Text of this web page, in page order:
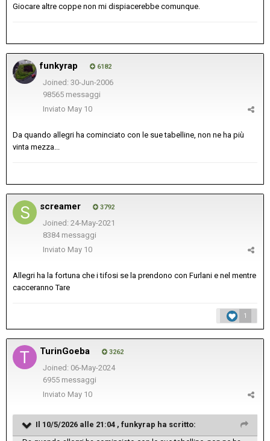
Giocare altre coppe non mi dispiacerebbe comunque.
funkyrap 6182
Joined: 30-Jun-2006
98565 messaggi
Inviato May 10
Da quando allegri ha cominciato con le sue tabelline, non ne ha più
vinta mezza...
screamer 3792
Joined: 24-May-2021
8384 messaggi
Inviato May 10
Allegri ha la fortuna che i tifosi se la prendono con Furlani e nel mentre
cacceranno Tare
1
TurinGoeba 3262
Joined: 06-May-2024
6955 messaggi
Inviato May 10
Il 10/5/2026 alle 21:04 , funkyrap ha scritto: